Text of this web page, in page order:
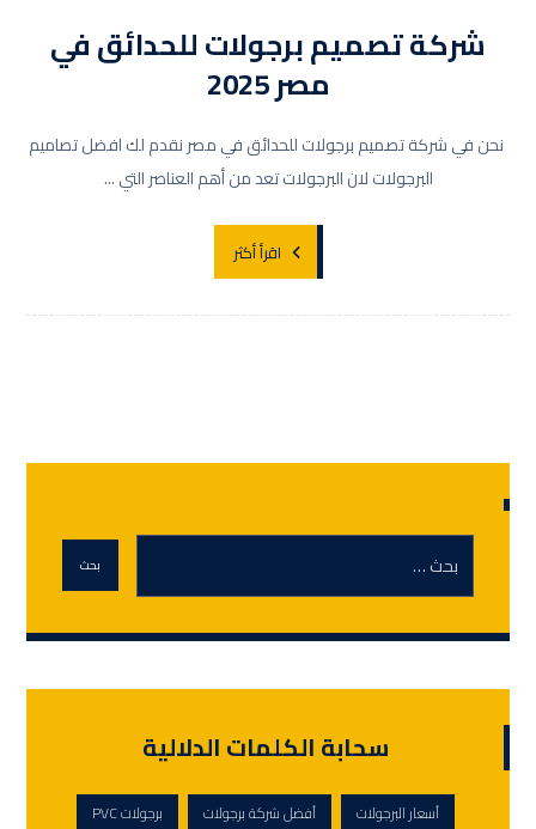
شركة تصميم برجولات للحدائق في
مصر 2025
نحن في شركة تصميم برجولات للحدائق في مصر نقدم لك افضل تصاميم
البرجولات لان البرجولات تعد من أهم العناصر التي ...
اقرأ أكثر
سحابة الكلمات الدلالية
أسعار البرجولات أفضل شركة برجولات
برجولات PVC